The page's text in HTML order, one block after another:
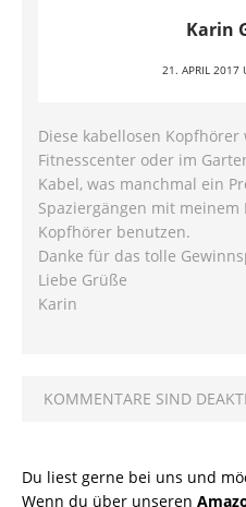
Karin
21. APRIL 2017
Diese kabellosen
Fitnesscenter oder im
Kabel, was manchmal ein
Spaziergängen mit
Kopfhörer benutzen.
Danke für das tolle
Liebe Grüße
Karin
KOMMENTARE SIND
Du liest gerne bei uns und
Wenn du über unseren